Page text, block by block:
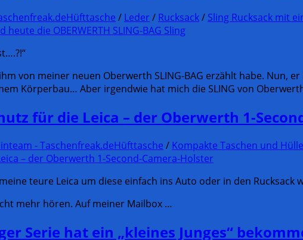
Hüfttasche / Leder / Rucksack/ Sling Rucksack mit
von meiner neuen Oberwerth SLING-BAG erzählt habe. Nun,
Körperbau… Aber irgendwie hat mich die SLING von
für die Leica – der Oberwerth 1-
- Taschenfreak.deHüfttasche / Kompakte Taschen und
teure Leica um diese einfach ins Auto oder in den Rucksack
mehr hören. Auf meiner Mailbox …
Serie hat ein „kleines Junges“